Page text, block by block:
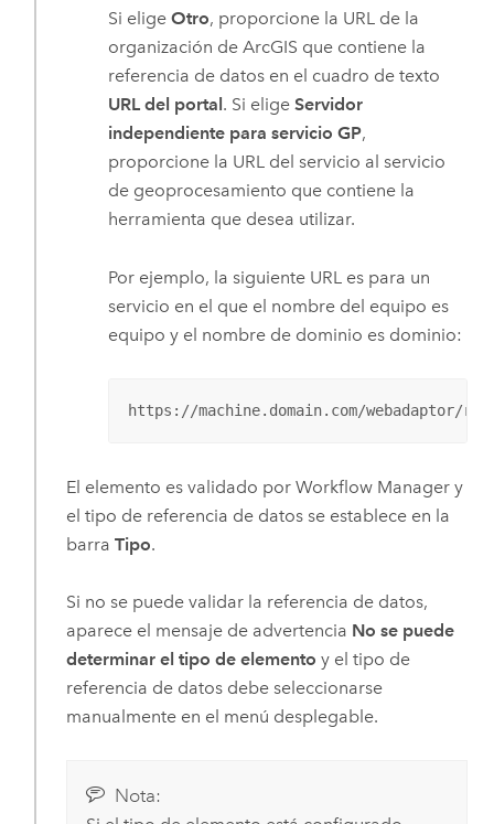
Si eligeOtro, proporcione la URL de la
organización de ArcGIS que contiene la
referencia de datos en el cuadro de texto
URL del portal . Si eligeServidor
independiente para servicio GP,
proporcione la URL del servicio al servicio
de geoprocesamiento que contiene la
herramienta que desea utilizar.
Por ejemplo, la siguiente URL es para un
servicio en el que el nombre del equipo es
equipo y el nombre de dominio es dominio:
https://machine.domain.com/webadaptor/
El elemento es validado por Workflow Managery
el tipo de referencia de datos se establece en la
barra Tipo.
Si no se puede validar la referencia de datos,
aparece el mensaje de advertencia No se puede
determinar el tipo de elemento y el tipo de
referencia de datos debe seleccionarse
manualmente en el menú desplegable.
Nota: